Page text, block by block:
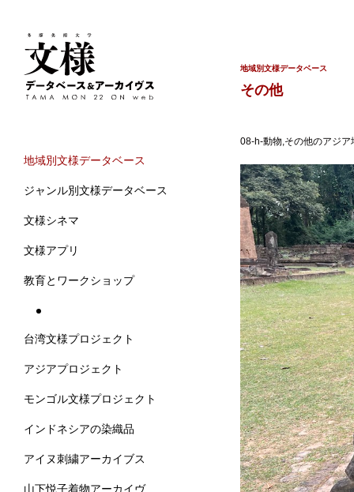
地域別文様データベース
ジャンル別文様データベース
文様シネマ
文様アプリ
教育とワークショップ
台湾文様プロジェクト
アジアプロジェクト
モンゴル文様プロジェクト
インドネシアの染織品
アイヌ刺繍アーカイブス
山下悦子着物アーカイヴ
地域別文様データベース
その他
08-h-動物,その他のアジ